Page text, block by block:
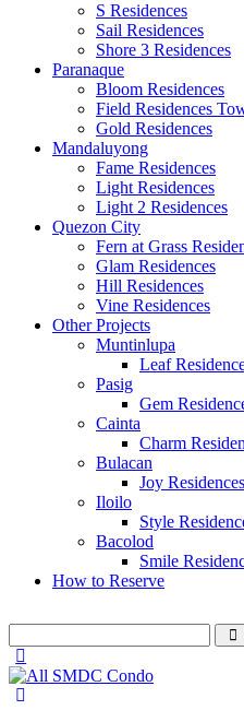
S Residences
Sail Residences
Shore 3 Residences
Paranaque
Bloom Residences
Field Residences
Gold Residences
Mandaluyong
Fame Residences
Light Residences
Light 2 Residences
Quezon City
Fern at Grass
Glam Residences
Hill Residences
Vine Residences
Other Projects
Muntinlupa
Leaf
Pasig
Gem
Cainta
Charm
Bulacan
Joy Residences
Iloilo
Style
Bacolod
Smile
How to Reserve